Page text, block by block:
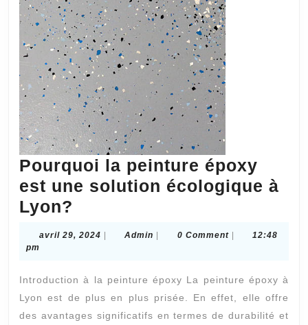
Pourquoi la peinture époxy
est une solution écologique à
Lyon?
est
une
avril 29, 2024 avril
Admin Admin0 Comment
12:48
pm
Introduction à la peinture époxy La peinture époxy à
Lyon est de plus en plus prisée. En effet, elle offre
des avantages significatifs en termes de durabilité et